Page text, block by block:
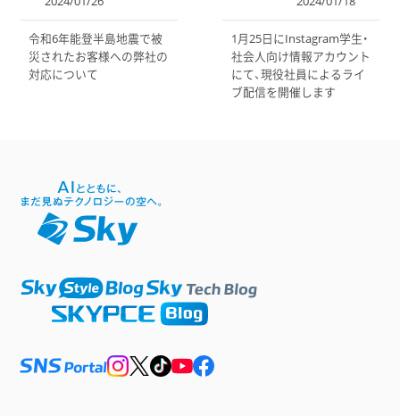
令和6年能登半島地震で被
災されたお客様への弊社の
対応について
1月25日にInstagram学生・
社会人向け情報アカウント
にて、現役社員によるライ
ブ配信を開催します